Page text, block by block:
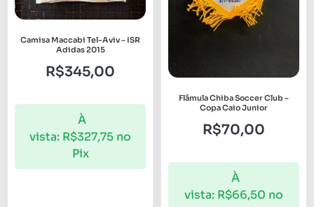
Camisa Maccabi Tel-Aviv – ISR
Adidas 2015
R$345,00
À
vista: R$327,75 no
Pix
Flâmula Chiba Soccer Club –
Copa Caio Junior
R$70,00
À
vista: R$66,50 no